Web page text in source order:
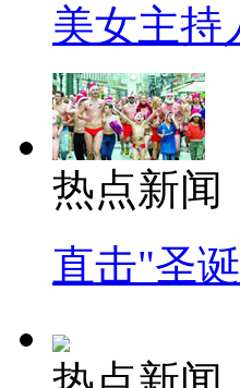
美女主持
热点新闻
直击"圣